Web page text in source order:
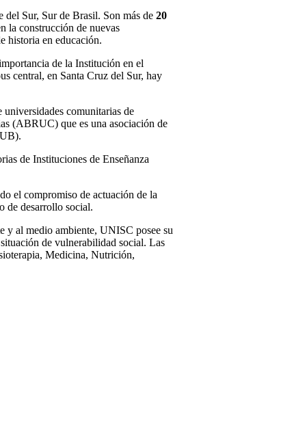
del Sur, Sur de Brasil. Son más de 20
la construcción de nuevas
historia en educación.
de la Institución en el
central, en Santa Cruz del Sur, hay
comunitarias de
(ABRUC) que es una asociación de
de Instituciones de Enseñanza
el compromiso de actuación de la
de desarrollo social.
y al medio ambiente, UNISC posee su
de vulnerabilidad social. Las
Medicina, Nutrición,